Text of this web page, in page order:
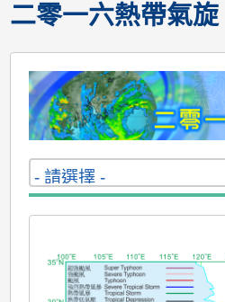
二零一六熱帶氣旋